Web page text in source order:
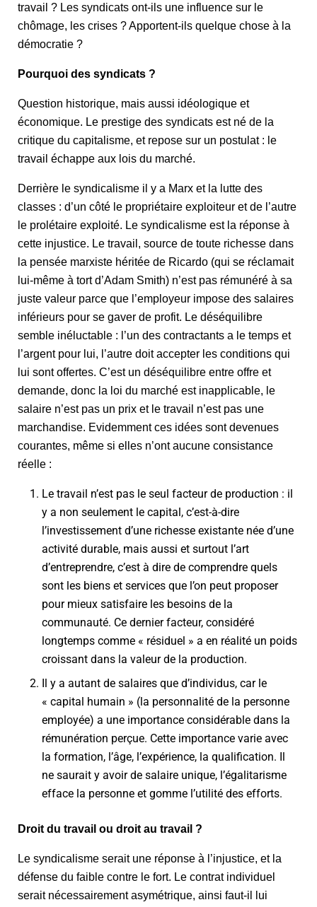
travail ? Les syndicats ont-ils une influence sur le
chômage, les crises ? Apportent-ils quelque chose à la
démocratie ?
Pourquoi des syndicats ?
Question historique, mais aussi idéologique et
économique. Le prestige des syndicats est né de la
critique du capitalisme, et repose sur un postulat : le
travail échappe aux lois du marché.
Derrière le syndicalisme il y a Marx et la lutte des
classes : d’un côté le propriétaire exploiteur et de l’autre
le prolétaire exploité. Le syndicalisme est la réponse à
cette injustice. Le travail, source de toute richesse dans
la pensée marxiste héritée de Ricardo (qui se réclamait
lui-même à tort d’Adam Smith) n’est pas rémunéré à sa
juste valeur parce que l’employeur impose des salaires
inférieurs pour se gaver de profit. Le déséquilibre
semble inéluctable : l’un des contractants a le temps et
l’argent pour lui, l’autre doit accepter les conditions qui
lui sont offertes. C’est un déséquilibre entre offre et
demande, donc la loi du marché est inapplicable, le
salaire n’est pas un prix et le travail n’est pas une
marchandise. Evidemment ces idées sont devenues
courantes, même si elles n’ont aucune consistance
réelle :
Le travail n’est pas le seul facteur de production : il
y a non seulement le capital, c’est-à-dire
l’investissement d’une richesse existante née d’une
activité durable, mais aussi et surtout l’art
d’entreprendre, c’est à dire de comprendre quels
sont les biens et services que l’on peut proposer
pour mieux satisfaire les besoins de la
communauté. Ce dernier facteur, considéré
longtemps comme « résiduel » a en réalité un poids
croissant dans la valeur de la production.
Il y a autant de salaires que d’individus, car le
« capital humain » (la personnalité de la personne
employée) a une importance considérable dans la
rémunération perçue. Cette importance varie avec
la formation, l’âge, l’expérience, la qualification. Il
ne saurait y avoir de salaire unique, l’égalitarisme
efface la personne et gomme l’utilité des efforts.
Droit du travail ou droit au travail ?
Le syndicalisme serait une réponse à l’injustice, et la
défense du faible contre le fort. Le contrat individuel
serait nécessairement asymétrique, ainsi faut-il lui